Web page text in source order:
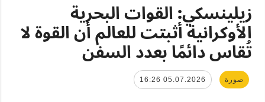
زيلينسكي: القوات البحرية
الأوكرانية أثبتت للعالم أن القوة لا
تُقاس دائمًا بعدد السفن
صورة 05.07.2026 16:26